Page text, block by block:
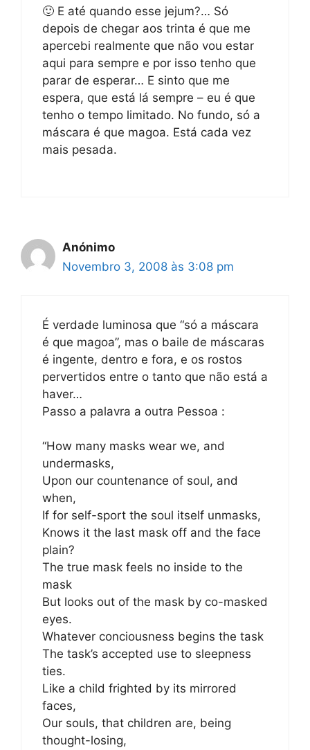
🙂 E até quando esse jejum?… Só
depois de chegar aos trinta é que me
apercebi realmente que não vou estar
aqui para sempre e por isso tenho que
parar de esperar… E sinto que me
espera, que está lá sempre – eu é que
tenho o tempo limitado. No fundo, só a
máscara é que magoa. Está cada vez
mais pesada.
Anónimo
Novembro 3, 2008 às 3:08 pm
É verdade luminosa que “só a máscara
é que magoa”, mas o baile de máscaras
é ingente, dentro e fora, e os rostos
pervertidos entre o tanto que não está a
haver…
Passo a palavra a outra Pessoa :
“How many masks wear we, and
undermasks,
Upon our countenance of soul, and
when,
If for self-sport the soul itself unmasks,
Knows it the last mask off and the face
plain?
The true mask feels no inside to the
mask
But looks out of the mask by co-masked
eyes.
Whatever conciousness begins the task
The task’s accepted use to sleepness
ties.
Like a child frighted by its mirrored
faces,
Our souls, that children are, being
thought-losing,